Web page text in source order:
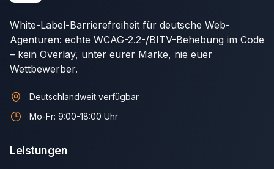
White-Label-Barrierefreiheit für deutsche Web-
Agenturen: echte WCAG-2.2-/BITV-Behebung im Code
– kein Overlay, unter eurer Marke, nie euer
Wettbewerber.
Deutschlandweit verfügbar
Mo-Fr: 9:00-18:00 Uhr
Leistungen